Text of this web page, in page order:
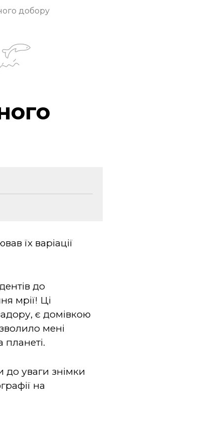
добору
їх варіації
до
мрії! Ці
є домівкою
мені
до уваги знімки
на